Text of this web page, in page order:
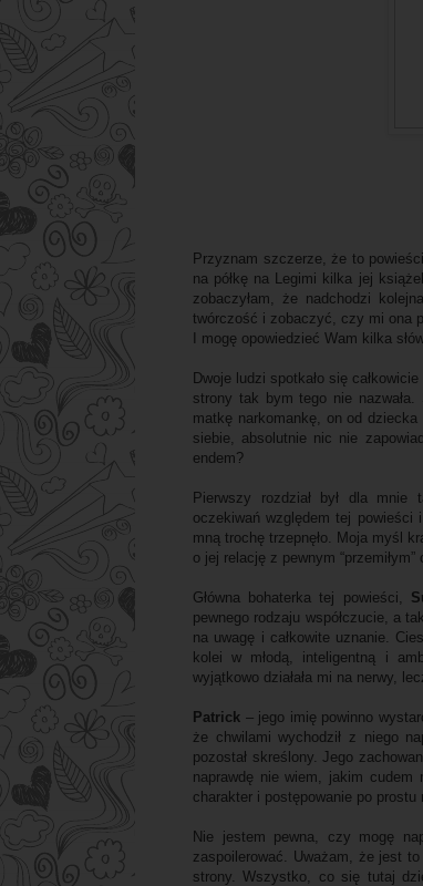
Przyznam szczerze, że to powieści
na półkę na Legimi kilka jej
zobaczyłam, że nadchodzi
twórczość i zobaczyć, czy mi ona
I mogę opowiedzieć Wam kilka
Dwoje ludzi spotkało się
strony tak bym tego nie
matkę narkomankę, on od
siebie, absolutnie nic nie
endem?
Pierwszy rozdział był dla mnie
oczekiwań względem tej powieści
mną trochę trzepnęło. Moja myśl
o jej relację z pewnym
Główna bohaterka tej powieści,
pewnego rodzaju współczucie, a
na uwagę i całkowite uznanie.
kolei w młodą, inteligentną i
wyjątkowo działała mi na nerwy,
Patrick – jego imię powinno
że chwilami wychodził z niego
pozostał skreślony. Jego
naprawdę nie wiem, jakim cudem
charakter i postępowanie po
Nie jestem pewna, czy mogę
zaspoilerować. Uważam, że jest
strony. Wszystko, co się tutaj